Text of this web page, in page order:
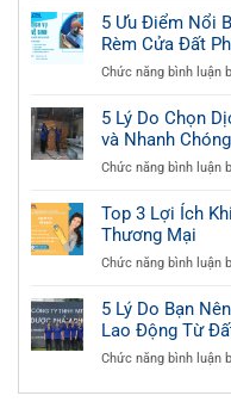
5 Ưu Điểm Nổi
Rèm Cửa Đất
Chức năng bình luận
5 Lý Do Chọn
và Nhanh
Chức năng bình luận
Top 3 Lợi Ích
Thương Mại
Chức năng bình luận
5 Lý Do Bạn
Lao Động Từ
Chức năng bình luận